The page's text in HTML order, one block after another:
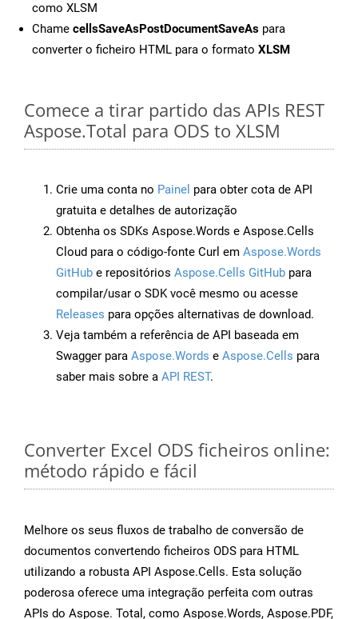
como XLSM
Chame cellsSaveAsPostDocumentSaveAs para
converter o ficheiro HTML para o formato XLSM
Comece a tirar partido das APIs REST
Aspose.Total para ODS to XLSM
Crie uma conta no Painel para obter cota de API
gratuita e detalhes de autorização
Obtenha os SDKs Aspose.Words e Aspose.Cells
Cloud para o código-fonte Curl em Aspose.Words
GitHub e repositórios Aspose.Cells GitHub para
compilar/usar o SDK você mesmo ou acesse
Releases para opções alternativas de download.
Veja também a referência de API baseada em
Swagger para Aspose.Words e Aspose.Cells para
saber mais sobre a API REST.
Converter Excel ODS ficheiros online:
método rápido e fácil
Melhore os seus fluxos de trabalho de conversão de
documentos convertendo ficheiros ODS para HTML
utilizando a robusta API Aspose.Cells. Esta solução
poderosa oferece uma integração perfeita com outras
APIs do Aspose. Total, como Aspose.Words, Aspose.PDF,